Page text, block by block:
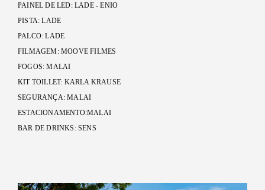
PAINEL DE LED: LADE - ENIO
PISTA: LADE
PALCO: LADE
FILMAGEM: MOOVE FILMES
FOGOS: MALAI
KIT TOILLET: KARLA KRAUSE
SEGURANÇA: MALAI
ESTACIONAMENTO:MALAI
BAR DE DRINKS: SENS